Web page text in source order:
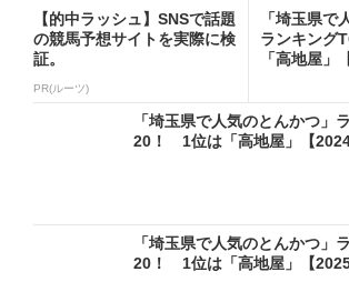
【的中ラッシュ】SNSで話題
の競馬予想サイトを実際に検
証。
PR(ルーツ)
「埼玉県で
ランキング
「高地屋」
「埼玉県で人気のとんかつ」
20！ 1位は「高地屋」【
「埼玉県で人気のとんかつ」
20！ 1位は「高地屋」【